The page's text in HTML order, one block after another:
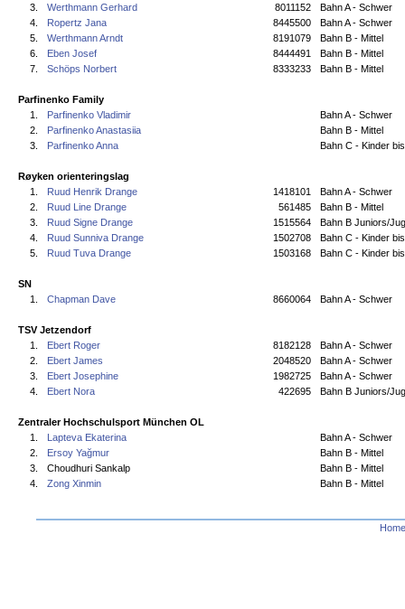
3.
Werthmann Gerhard 8011152
Bahn A - Schwer
4.
Ropertz Jana 8445500
Bahn A - Schwer
5.
Werthmann Arndt 8191079
Bahn B - Mittel
6.
Eben Josef 8444491
Bahn B - Mittel
7.
Schöps Norbert 8333233 Bahn B - Mittel
Parfinenko Family
1.
Parfinenko Vladimir
Bahn A - Schwer
2.
Parfinenko Anastasiia
Bahn B - Mittel
3.
Parfinenko Anna Bahn C - Kinder
Røyken orienteringslag
1.
Ruud Henrik Drange 1418101
Bahn A - Schwer
2.
Ruud Line Drange 561485
Bahn B - Mittel
3.
Ruud Signe Drange 1515564
Bahn B Juniors/
4.
Ruud Sunniva Drange 1502708
Bahn C - Kinder
5.
Ruud Tuva Drange 1503168 Bahn C - Kinder
SN
1.
Chapman Dave 8660064 Bahn A - Schwer
TSV Jetzendorf
1.
Ebert Roger 8182128
Bahn A - Schwer
2.
Ebert James 2048520
Bahn A - Schwer
3.
Ebert Josephine 1982725
Bahn A - Schwer
4.
Ebert Nora 422695 Bahn B Juniors/
Zentraler Hochschulsport München OL
1.
Lapteva Ekaterina
Bahn A - Schwer
2.
Ersoy Yağmur
Bahn B - Mittel
3.
Choudhuri Sankalp
Bahn B - Mittel
4.
Zong Xinmin Bahn B - Mittel